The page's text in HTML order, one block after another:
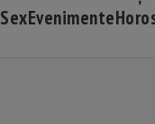
SexEvenimente